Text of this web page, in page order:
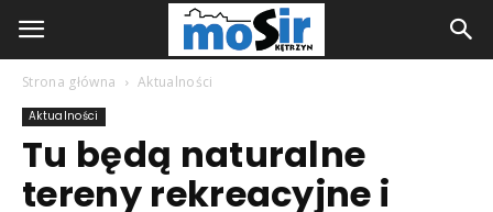
Strona główna Aktualności
Aktualności
Tu będą naturalne
tereny rekreacyjne i